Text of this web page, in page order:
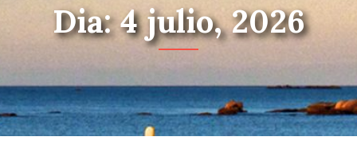
Dia: 4 julio, 2026